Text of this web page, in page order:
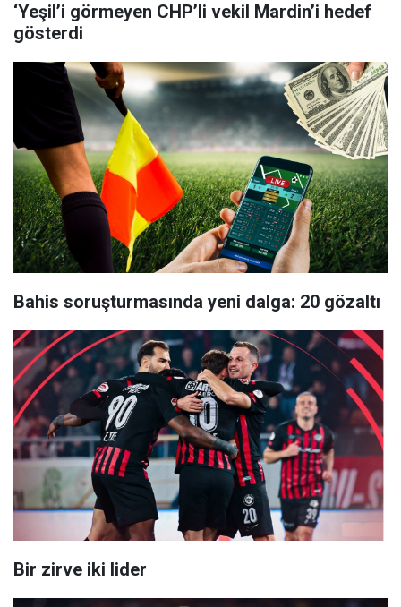
‘Yeşil’i görmeyen CHP’li vekil Mardin’i hedef
gösterdi
Bahis soruşturmasında yeni dalga: 20 gözaltı
Bir zirve iki lider